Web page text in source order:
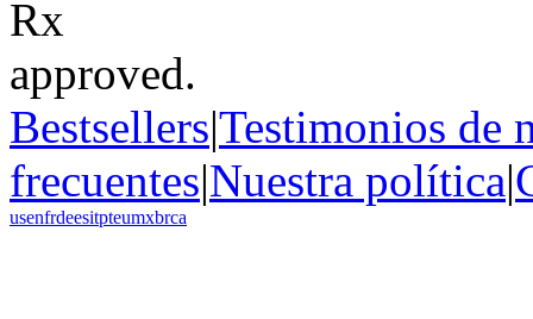
Bestsellers|Testimonios de
frecuentes|Nuestra política|
usenfrdeesitpteumxbrca